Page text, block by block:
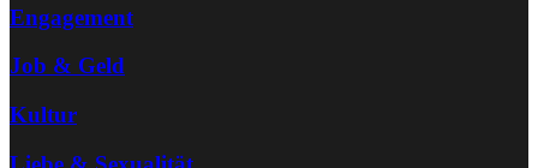
Engagement
Job & Geld
Kultur